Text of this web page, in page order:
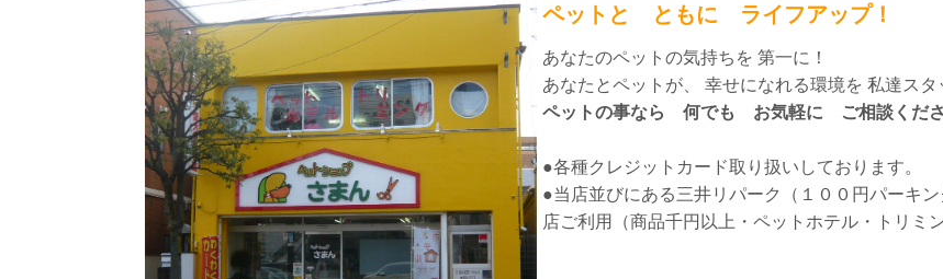
ペットと ともに ライフアップ！
あなたのペットの気持ちを 第一に！
あなたとペットが、 幸せになれる環境を 私達スタ
ペットの事なら 何でも お気軽に ご相談くだ
●各種クレジットカード取り扱いしております。
●当店並びにある三井リパーク（１００円パーキ
店ご利用（商品千円以上・ペットホテル・トリミ